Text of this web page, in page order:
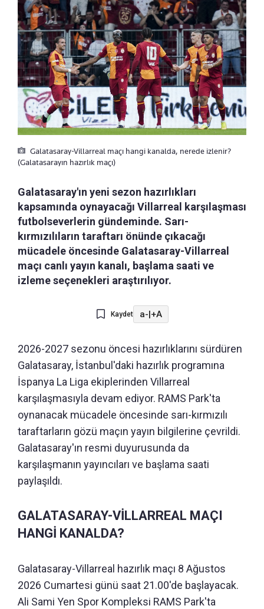
Galatasaray-Villarreal maçı hangi kanalda, nerede izlenir?
(Galatasarayın hazırlık maçı)
Galatasaray'ın yeni sezon hazırlıkları
kapsamında oynayacağı Villarreal karşılaşması
futbolseverlerin gündeminde. Sarı-
kırmızılıların taraftarı önünde çıkacağı
mücadele öncesinde Galatasaray-Villarreal
maçı canlı yayın kanalı, başlama saati ve
izleme seçenekleri araştırılıyor.
Kaydet a-|+A
2026-2027 sezonu öncesi hazırlıklarını sürdüren
Galatasaray, İstanbul'daki hazırlık programına
İspanya La Liga ekiplerinden Villarreal
karşılaşmasıyla devam ediyor. RAMS Park'ta
oynanacak mücadele öncesinde sarı-kırmızılı
taraftarların gözü maçın yayın bilgilerine çevrildi.
Galatasaray'ın resmi duyurusunda da
karşılaşmanın yayıncıları ve başlama saati
paylaşıldı.
GALATASARAY-VİLLARREAL MAÇI
HANGİ KANALDA?
Galatasaray-Villarreal hazırlık maçı 8 Ağustos
2026 Cumartesi günü saat 21.00'de başlayacak.
Ali Sami Yen Spor Kompleksi RAMS Park'ta